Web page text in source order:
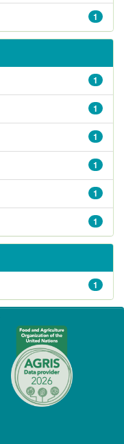
1
1
1
1
1
1
1
1